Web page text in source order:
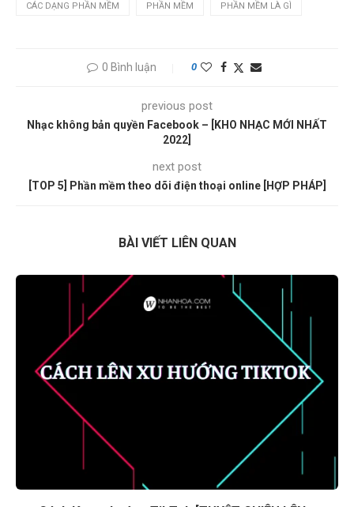
CÁC DẠNG PHẦN MỀM PHẦN MỀM PHẦN MỀM LÀ GÌ
0 Bình luận 0
previous post
Nhạc không bản quyền Facebook – [KHO NHẠC MỚI NHẤT
2022]
next post
[TOP 5] Phần mềm theo dõi điện thoại online [HỢP PHÁP]
BÀI VIẾT LIÊN QUAN